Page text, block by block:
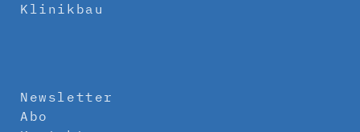
Klinikbau
Newsletter
Abo